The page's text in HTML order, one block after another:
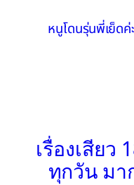
หนูโดนรุ่นพี่เย็ด
เรื่องเสียว
ทุกวัน มา